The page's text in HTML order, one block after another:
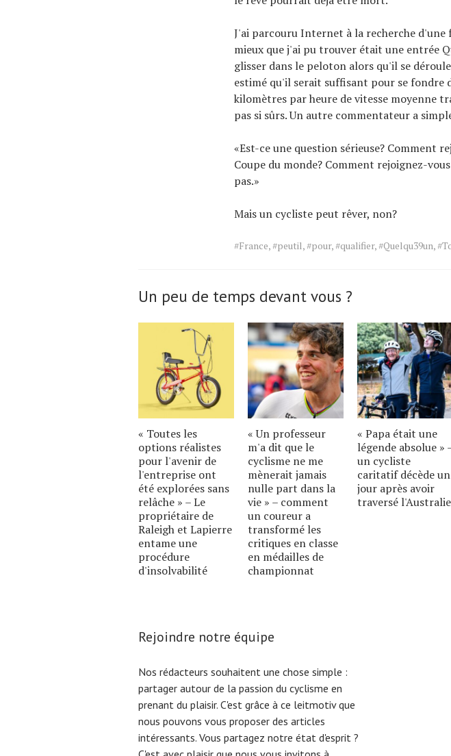
J'ai parcouru Internet à la recherche
mieux que j'ai pu trouver était une entrée
glisser dans le peloton alors qu'il se
estimé qu'il serait suffisant pour se fondre
kilomètres par heure de vitesse moyenne
pas si sûrs. Un autre commentateur a
«Est-ce une question sérieuse? Comment
Coupe du monde? Comment rejoignez-
pas.»
Mais un cycliste peut rêver, non?
Tags
#France,#peutil,#pour,#qualifier,#Quelqu39un,
Un peu de temps devant vous ?
« Toutes les
options réalistes
pour l'avenir de
l'entreprise ont
été explorées sans
relâche » – Le
propriétaire de
Raleigh et Lapierre
entame une
procédure
d'insolvabilité
« Un professeur
m'a dit que le
cyclisme ne me
mènerait jamais
nulle part dans la
vie » – comment
un coureur a
transformé les
critiques en classe
en médailles de
championnat
« Papa était une
légende absolue »
un cycliste
caritatif décède un
jour après avoir
traversé l'Australie
Rejoindre notre équipe
Nos rédacteurs souhaitent une chose simple :
partager autour de la passion du cyclisme en
prenant du plaisir. C'est grâce à ce leitmotiv que
nous pouvons vous proposer des articles
intéressants. Vous partagez notre état d'esprit ?